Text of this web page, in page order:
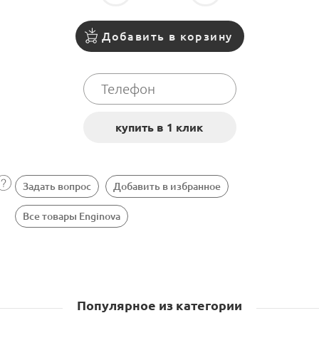
Добавить в корзину
Задать вопрос Добавить в избранное
Все товары Enginova
Популярное из категории